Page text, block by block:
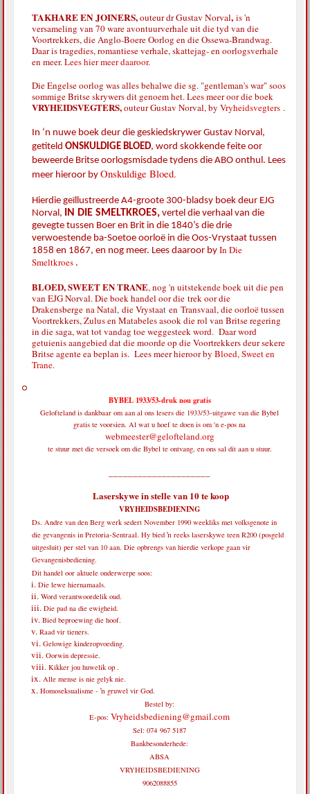
TAKHARE EN JOINERS,outeur dr Gustav Norval, is 'n
versameling van 70 ware avontuurverhale uit die tyd van die
Voortrekkers, die Anglo-Boere Oorlog en die Ossewa-Brandwag.
Daar is tragedies, romantiese verhale, skattejag- en oorlogsverhale
en meer.Lees hier meer daaroor.
Die Engelse oorlog was alles behalwe die sg. "gentleman's war" soos
sommige Britse skrywers dit genoem het. Lees meer oor die boek
VRYHEIDSVEGTERS,outeur Gustav Norval, byVryheidsvegters .
In ‘n nuwe boek deur die geskiedskrywer Gustav Norval,
getiteldONSKULDIGE BLOED, word skokkende feite oor
beweerde Britse oorlogsmisdade tydens die ABO onthul. Lees
meer hieroor byOnskuldige Bloed.
Hierdie geïllustreerde A4-groote 300-bladsy boek deur EJG
Norval, IN DIE SMELTKROES, vertel die verhaal van die
gevegte tussen Boer en Brit in die 1840’s die drie
verwoestende ba-Soetoe oorloë in die Oos-Vrystaat tussen
1858 en 1867, en nog meer. Lees daaroor byIn Die
Smeltkroes .
BLOED, SWEET EN TRANE, nog 'n uitstekende boek uit die pen
van EJG Norval. Die boek handel oor dietrek oor die
Drakensbergena Natal,die Vrystaat enTransvaal, die oorloë tussen
Voortrekkers, Zulus en Matabeles asook die rol van Britse regering
in die saga, wat tot vandag toe weggesteek word. Daar word
getuienis aangebied dat die moorde op die Voortrekkers deur sekere
Britse agente ea beplan is. Lees meer hieroor byBloed, Sweet en
Trane.
BYBEL 1933/53-druk nou gratis
Gelofteland is dankbaar om aan al ons lesers die 1933/53-uitgawe van die Bybel
gratis te voorsien. Al wat u hoef te doen is om 'n e-pos na
webmeester@gelofteland.org
te stuur met die versoek om die Bybel te ontvang, en ons sal dit aan u stuur.
Laserskywe in stelle van 10 te koop
VRYHEIDSBEDIENING
Ds. Andre van den Berg werk sedert November 1990 weekliks met volksgenote in
die gevangenis in Pretoria-Sentraal. Hy bied ŉ reeks laserskywe teen R200 (posgeld
uitgesluit) per stel van 10 aan. Die opbrengs van hierdie verkope gaan vir
Gevangenisbediening.
Dit handel oor aktuele onderwerpe soos:
Die lewe hiernamaals.
Word verantwoordelik oud.
Die pad na die ewigheid.
Bied beproewing die hoof.
Raad vir tieners.
Gelowige kinderopvoeding.
Oorwin depressie.
Kikker jou huwelik op .
Alle mense is nie gelyk nie.
Homoseksualisme - ŉ gruwel vir God.
Bestel by:
E-pos: Vryheidsbediening@gmail.com
Sel: 074 967 5187
Bankbesonderhede:
ABSA
VRYHEIDSBEDIENING
9062088855